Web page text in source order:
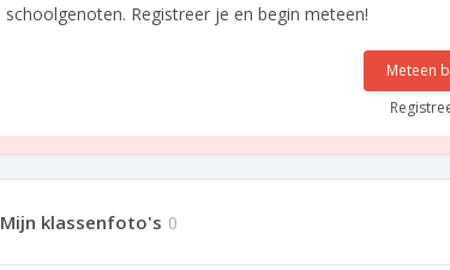
schoolgenoten. Registreer je en begin meteen!
Meteen
Mijn klassenfoto's 0